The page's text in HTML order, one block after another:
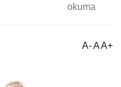
okuma
A- A A+